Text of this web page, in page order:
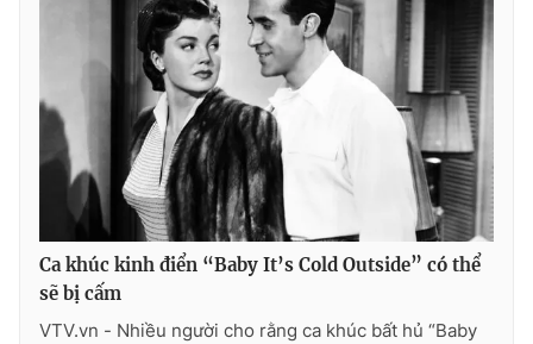
Ðiện thoại Thời báo VTV:024.66 897 897
toasoan@vtv.vn
Liên hệ quảng cáo:024-7300.7108
Ca khúc kinh điển “Baby It’s Cold Outside” có thể
sẽ bị cấm
VTV.vn - Nhiều người cho rằng ca khúc bất hủ “Baby